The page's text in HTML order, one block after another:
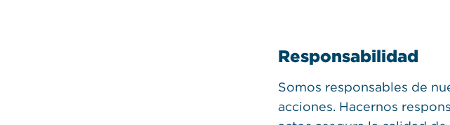
Responsabilidad
Somos responsables de
acciones. Hacernos